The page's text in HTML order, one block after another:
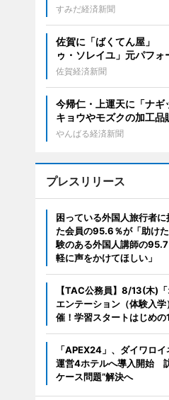
すみだ経済新聞
佐賀に「ばくてん屋」
ゥ・ソレイユ」元パフォ
佐賀経済新聞
今帰仁・上運天に「ナ
キョウやモズクの加工品
やんばる経済新聞
プレスリリース
困っている外国人旅行者
た会員の95.6％が「助け
験のある外国人講師の
軽に声をかけてほしい」
【TAC公務員】8/13(木)
エンテーション（体験入
催！学習スタートはじめの
「APEX24」、ダイワロ
運営4ホテルへ導入開始
ケース問題”解決へ